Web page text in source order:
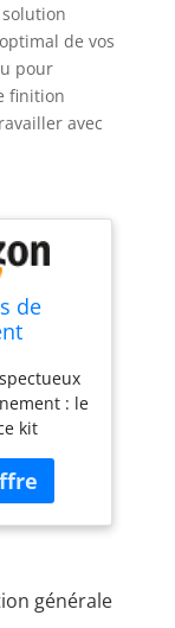
solution
de vos
pour
finition
avec
de
à
les
: le
kit
est
de
générale